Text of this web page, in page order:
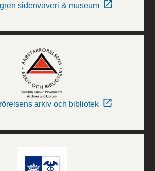
sidenväveri & museum
arkiv och bibliotek